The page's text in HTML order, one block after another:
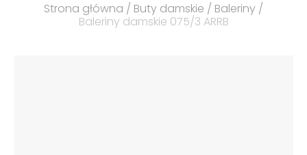
Strona główna Buty damskie
Baleriny
Baleriny damskie 075/3 ARRB